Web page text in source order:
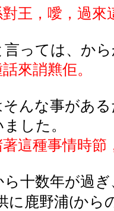
對王 ，噯，過來
言っては、 か
來誚㸐佢。
そんな事があ
した。
這種事情時節
十数年が過 ぎ
に 鹿野浦(から